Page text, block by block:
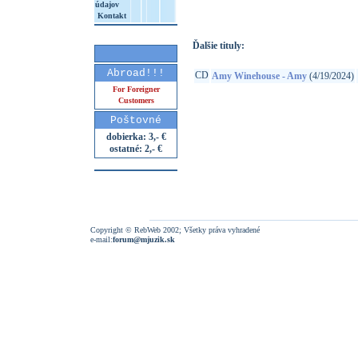
údajov
Kontakt
Abroad!!!
For Foreigner
Customers
Poštovné
dobierka: 3,- €
ostatné: 2,- €
Ďalšie tituly:
CD Amy Winehouse - Amy (4/19/2024)
Copyright © RebWeb 2002; Všetky práva vyhradené
e-mail:forum@mjuzik.sk